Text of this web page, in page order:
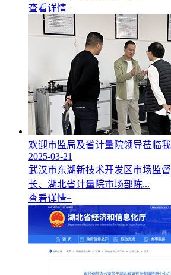
查看详情+
欢迎市监局及省计量院领导莅临
2025-03-21
武汉市东湖新技术开发区市场监
长、湖北省计量院市场部陈...
查看详情+